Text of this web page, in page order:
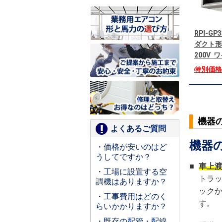
よくあるご質問
・価格が安いのはど
うしてですか？
・工場に設置する空
調機はありますか？
・工事費用はどのく
らいかかりますか？
RPI-
ダクト
200V ワ
特別価
機器
機器
■ 車上
トラ
ック
す。